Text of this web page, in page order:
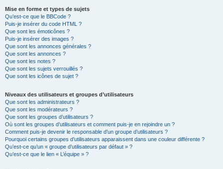
Mise en forme et types de sujets
Qu’est-ce que le BBCode ?
Puis-je insérer du code HTML ?
Que sont les émoticônes ?
Puis-je insérer des images ?
Que sont les annonces générales ?
Que sont les annonces ?
Que sont les notes ?
Que sont les sujets verrouillés ?
Que sont les icônes de sujet ?
Niveaux des utilisateurs et groupes d’utilisateurs
Que sont les administrateurs ?
Que sont les modérateurs ?
Que sont les groupes d’utilisateurs ?
Où sont les groupes d’utilisateurs et comment puis-je en rejoindre un ?
Comment puis-je devenir le responsable d’un groupe d’utilisateurs ?
Pourquoi certains groupes d’utilisateurs apparaissent dans une couleur différente ?
Qu’est-ce qu’un « groupe d’utilisateurs par défaut » ?
Qu’est-ce que le lien « L’équipe » ?